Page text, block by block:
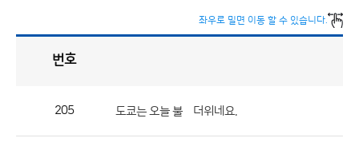
좌우로 밀면 이동 할 수 있습니다.
번호
205 도쿄는 오늘 불볓더위네요.